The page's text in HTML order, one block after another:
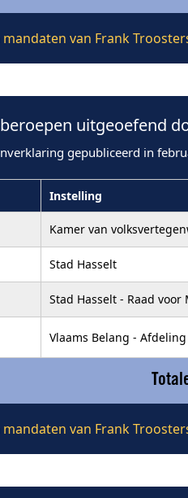
van Frank
uitgeoefend
gepubliceerd in
Instelling
Kamer van
Stad Hasselt
Stad Hasselt - Raad
Vlaams Belang -
van Frank